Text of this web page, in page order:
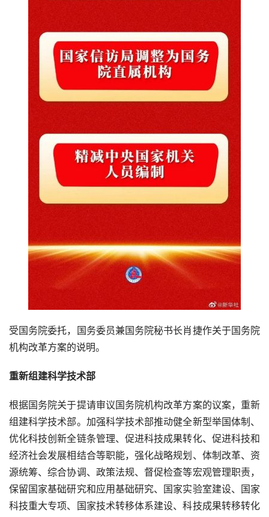
受国务院委托，国务委员兼国务院秘书长肖捷作关于国务院
机构改革方案的说明。
重新组建科学技术部
根据国务院关于提请审议国务院机构改革方案的议案，重新
组建科学技术部。加强科学技术部推动健全新型举国体制、
优化科技创新全链条管理、促进科技成果转化、促进科技和
经济社会发展相结合等职能，强化战略规划、体制改革、资
源统筹、综合协调、政策法规、督促检查等宏观管理职责，
保留国家基础研究和应用基础研究、国家实验室建设、国家
科技重大专项、国家技术转移体系建设、科技成果转移转化